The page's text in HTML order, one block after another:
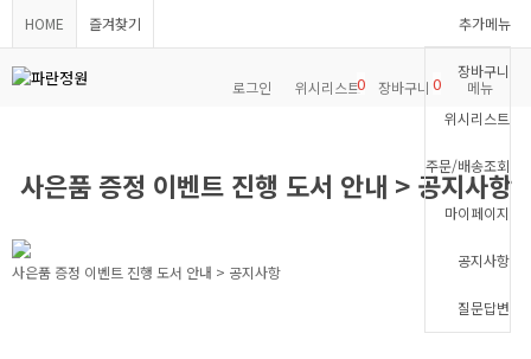
HOME 즐겨찾기 추가메뉴
장바구니
위시리스트
주문/배송조회
마이페이지
공지사항
질문답변
로그인 위시리스트0 장바구니 0 메뉴
사은품 증정 이벤트 진행 도서 안내 > 공지사항
사은품 증정 이벤트 진행 도서 안내 > 공지사항